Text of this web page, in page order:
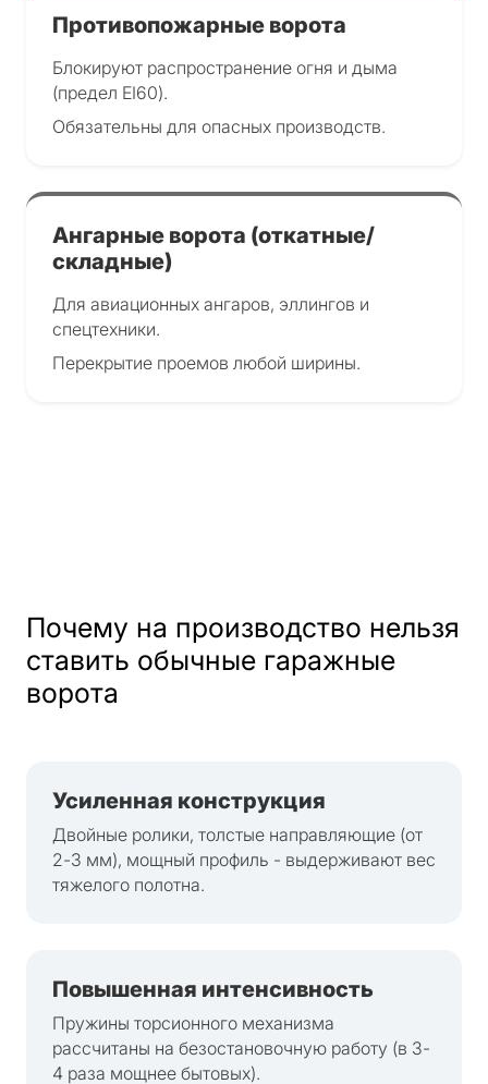
Противопожарные ворота
Блокируют распространение огня и дыма
(предел EI60).
Обязательны для опасных производств.
Ангарные ворота (откатные/
складные)
Для авиационных ангаров, эллингов и
спецтехники.
Перекрытие проемов любой ширины.
Почему на производство нельзя
ставить обычные гаражные
ворота
Усиленная конструкция
Двойные ролики, толстые направляющие (от
2-3 мм), мощный профиль - выдерживают вес
тяжелого полотна.
Повышенная интенсивность
Пружины торсионного механизма
рассчитаны на безостановочную работу (в 3-
4 раза мощнее бытовых).